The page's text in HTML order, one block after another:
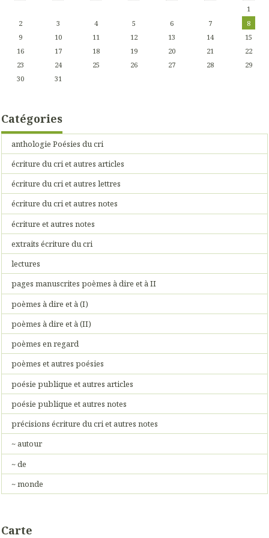
1
2
3 4 5 6 7
8
9
10 11 12 13 14
15
16
17 18 19 20 21
22
23
24 25 26 27 28
29
30
31
Catégories
anthologie Poésies du cri
écriture du cri et autres articles
écriture du cri et autres lettres
écriture du cri et autres notes
écriture et autres notes
extraits écriture du cri
lectures
pages manuscrites poèmes à dire et à II
poèmes à dire et à (I)
poèmes à dire et à (II)
poèmes en regard
poèmes et autres poésies
poésie publique et autres articles
poésie publique et autres notes
précisions écriture du cri et autres notes
~ autour
~ de
~ monde
Carte